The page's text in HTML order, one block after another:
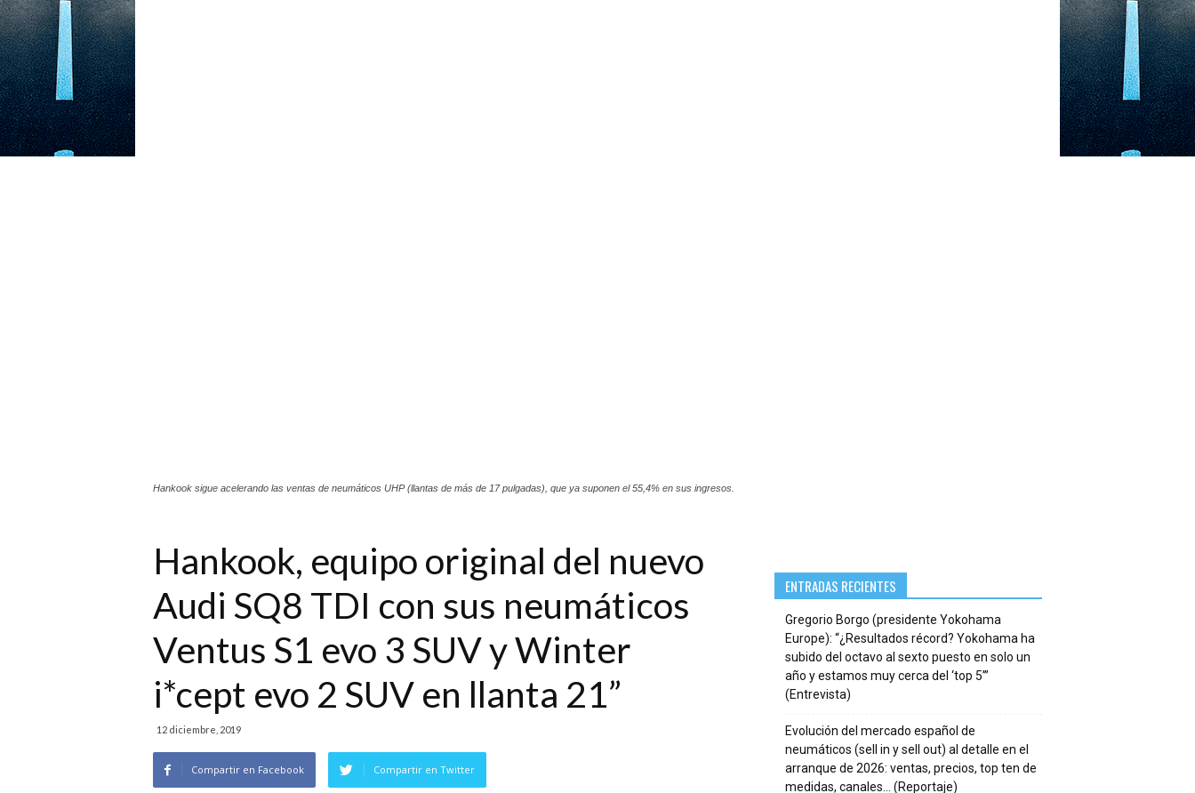
Hankook sigue acelerando las ventas de neumáticos UHP (llantas de más de 17 pulgadas), que ya suponen el 55,4% en sus ingresos.
Hankook, equipo original del nuevo
Audi SQ8 TDI con sus neumáticos
Ventus S1 evo 3 SUV y Winter
i*cept evo 2 SUV en llanta 21”
12 diciembre, 2019
Compartir en Facebook Compartir en Twitter
ENTRADAS RECIENTES
Gregorio Borgo (presidente Yokohama
Europe): “¿Resultados récord? Yokohama ha
subido del octavo al sexto puesto en solo un
año y estamos muy cerca del ‘top 5’”
(Entrevista)
Evolución del mercado español de
neumáticos (sell in y sell out) al detalle en el
arranque de 2026: ventas, precios, top ten de
medidas, canales… (Reportaje)